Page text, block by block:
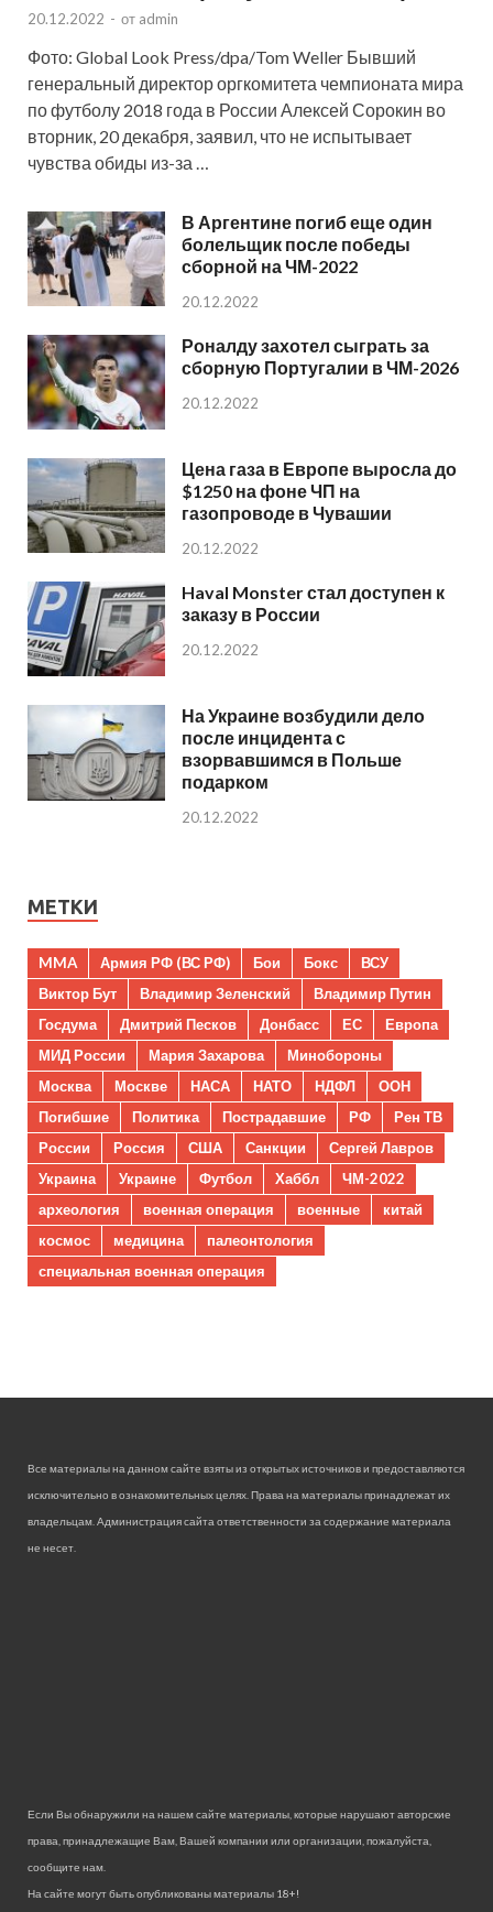
20.12.2022 - от admin
Фото: Global Look Press/dpa/Tom Weller Бывший
генеральный директор оргкомитета чемпионата мира
по футболу 2018 года в России Алексей Сорокин во
вторник, 20 декабря, заявил, что не испытывает
чувства обиды из-за …
В Аргентине погиб еще один
болельщик после победы
сборной на ЧМ-2022
20.12.2022
Роналду захотел сыграть за
сборную Португалии в ЧМ-2026
20.12.2022
Цена газа в Европе выросла до
$1250 на фоне ЧП на
газопроводе в Чувашии
20.12.2022
Haval Monster стал доступен к
заказу в России
20.12.2022
На Украине возбудили дело
после инцидента с
взорвавшимся в Польше
подарком
20.12.2022
МЕТКИ
MMA Армия РФ (ВС РФ) Бои Бокс
ВСУ
Виктор Бут
Владимир Зеленский
Владимир Путин
Госдума
Дмитрий Песков Донбасс ЕС
Европа
МИД России
Мария Захарова
Минобороны
Москва
Москве НАСА НАТО НДФЛ
ООН
Погибшие
Политика Пострадавшие РФ
Рен ТВ
России
Россия США Санкции
Сергей Лавров
Украина
Украине Футбол Хаббл
ЧМ-2022
археология
военная операция военные
китай
космос
медицина
палеонтология
специальная военная операция
Все материалы на данном сайте взяты из открытых источников и предоставляются
исключительно в ознакомительных целях. Права на материалы принадлежат их
владельцам. Администрация сайта ответственности за содержание материала
не несет.
Если Вы обнаружили на нашем сайте материалы, которые нарушают авторские
права, принадлежащие Вам, Вашей компании или организации, пожалуйста,
сообщите нам.
На сайте могут быть опубликованы материалы 18+!